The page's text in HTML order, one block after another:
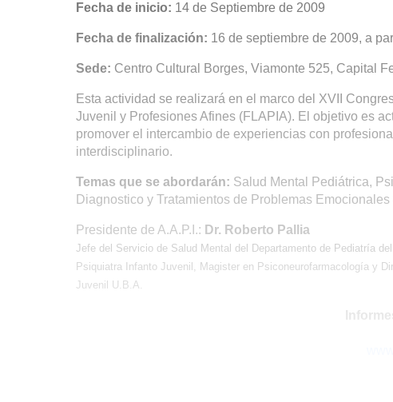
Fecha de inicio: 14 de Septiembre de 2009
Fecha de finalización: 16 de septiembre de 2009, a
Sede: Centro Cultural Borges, Viamonte 525, Capital
Esta actividad se realizará en el marco del XVII
Juvenil y Profesiones Afines (FLAPIA). El objetivo es
promover el intercambio de experiencias con
interdisciplinario.
Temas que se abordarán: Salud Mental Pediátrica,
Diagnostico y Tratamientos de Problemas
Presidente de A.A.P.I.: Dr. Roberto Pallia
Jefe del Servicio de Salud Mental del Departamento de Pediatría
Psiquiatra Infanto Juvenil, Magister en Psiconeurofarmacología y
Juvenil U.B.A.